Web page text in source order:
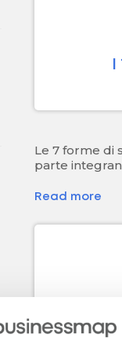
Le 7 forme di
parte
Read more